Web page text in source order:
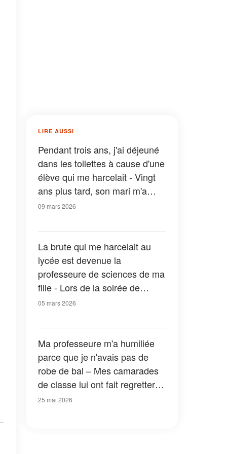
LIRE AUSSI
Pendant trois ans, j'ai déjeuné
dans les toilettes à cause d'une
élève qui me harcelait - Vingt
ans plus tard, son mari m'a
appelée
09 mars 2026
La brute qui me harcelait au
lycée est devenue la
professeure de sciences de ma
fille - Lors de la soirée de
présentation des projets, elle a
remettre à sa place
05 mars 2026
Ma professeure m'a humiliée
parce que je n'avais pas de
robe de bal – Mes camarades
de classe lui ont fait regretter
son geste le lendemain
25 mai 2026